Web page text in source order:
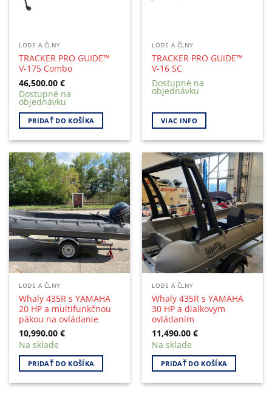
LODE A ČLNY
TRACKER PRO GUIDE™
V-175 Combo
46,500.00€
Dostupné na
objednávku
PRIDAŤ DO KOŠÍKA
LODE A ČLNY
TRACKER PRO GUIDE™
V-16 SC
Dostupné na
objednávku
VIAC INFO
LODE A ČLNY
Whaly 435R s YAMAHA
20 HP a multifunkčnou
pákou na ovládanie
10,990.00€
Na sklade
PRIDAŤ DO KOŠÍKA
LODE A ČLNY
Whaly 435R s YAMAHA
30 HP a dialkovym
ovládaním
11,490.00€
Na sklade
PRIDAŤ DO KOŠÍKA